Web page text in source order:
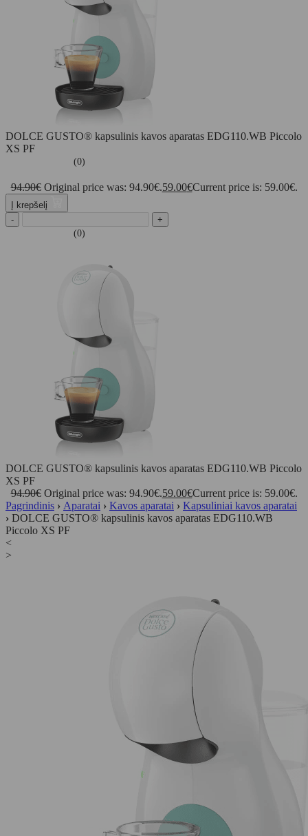
DOLCE GUSTO® kapsulinis kavos aparatas EDG110.WB Piccolo
XS PF
(0)
94.90€ Original price was: 94.90€.59.00€Current price is: 59.00€.
Į krepšelį
-
+
(0)
DOLCE GUSTO® kapsulinis kavos aparatas EDG110.WB Piccolo
XS PF
94.90€ Original price was: 94.90€.59.00€Current price is: 59.00€.
Pagrindinis › Aparatai › Kavos aparatai › Kapsuliniai kavos aparatai
› DOLCE GUSTO® kapsulinis kavos aparatas EDG110.WB
Piccolo XS PF
<
>